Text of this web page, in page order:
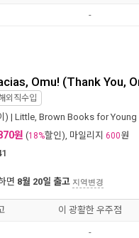
-
Omu! (Thank You,
외직수입
) | Little, Brown Books for Young
원 (18%할인), 마일리지 600원
면 8월 20일 출고 지역변경
이 광활한 우주점
-